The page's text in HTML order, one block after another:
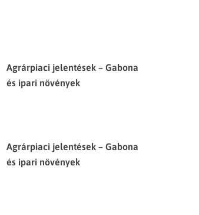
Agrárpiaci jelentések – Gabona
és ipari növények
Agrárpiaci jelentések – Gabona
és ipari növények